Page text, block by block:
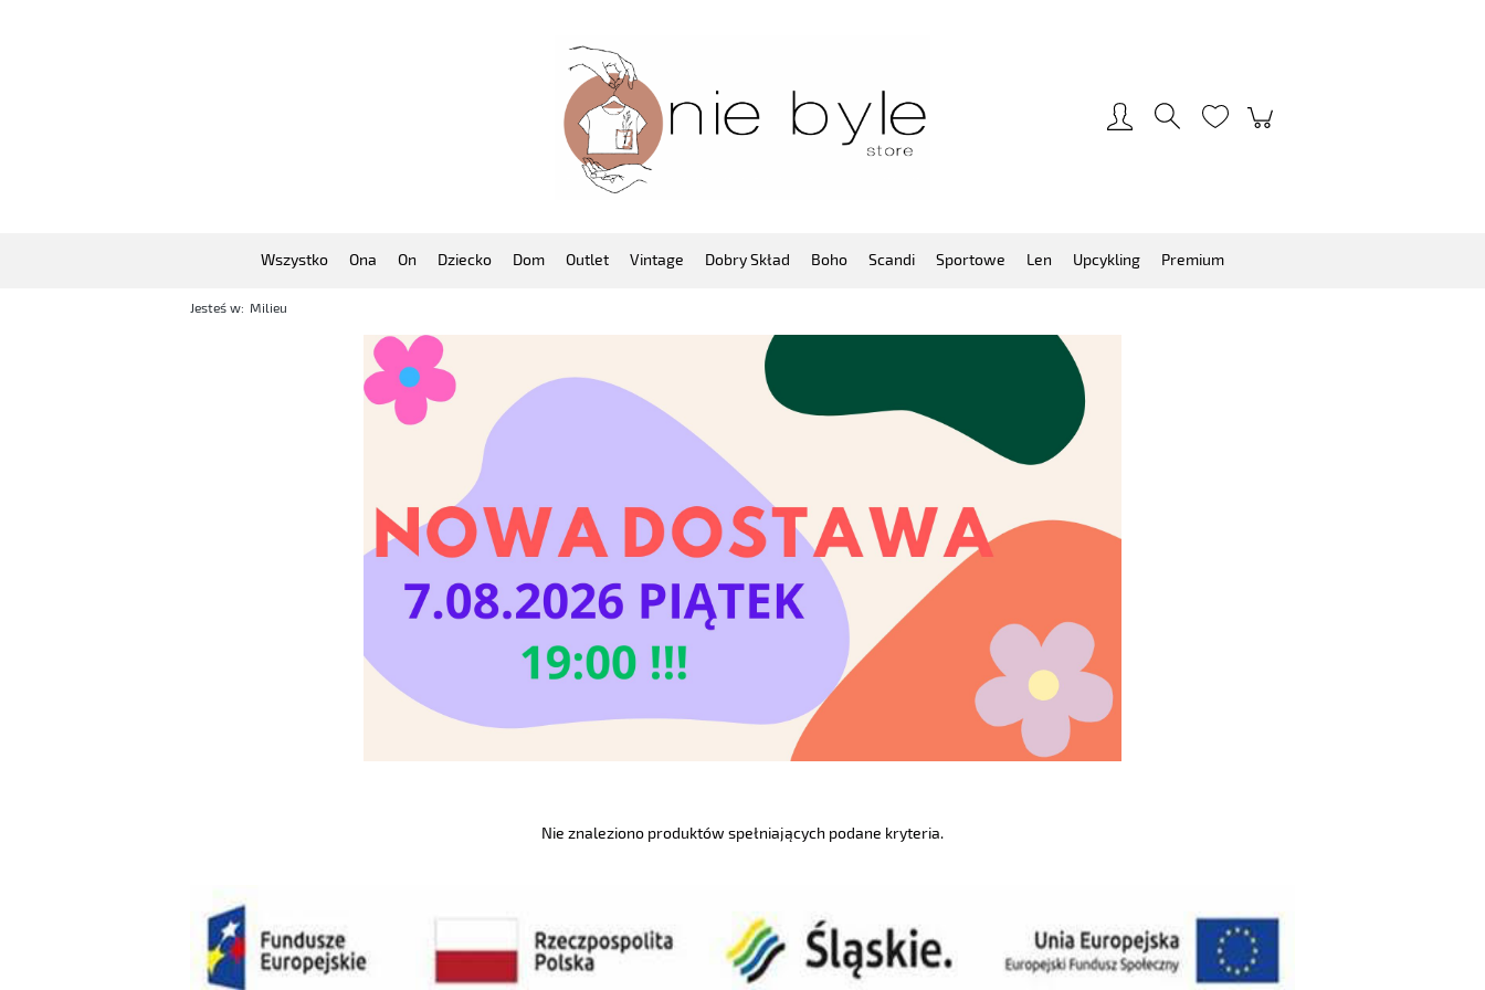
Wszystko Ona On Dziecko Dom Outlet Vintage Dobry Skład Boho Scandi Sportowe Len Upcykling Premium
Jesteś w: Milieu
Nie znaleziono produktów spełniających podane kryteria.